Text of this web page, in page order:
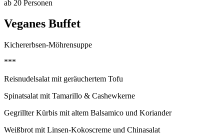
ab 20 Personen
Veganes Buffet
Kichererbsen-Möhrensuppe
***
Reisnudelsalat mit geräuchertem Tofu
Spinatsalat mit Tamarillo & Cashewkerne
Gegrillter Kürbis mit altem Balsamico und Koriander
Weißbrot mit Linsen-Kokoscreme und Chinasalat